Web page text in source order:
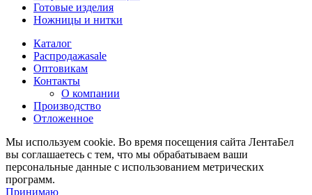
Готовые изделия
Ножницы и нитки
Каталог
Распродажаsale
Оптовикам
Контакты
О компании
Производство
Отложенное
Мы используем cookie. Во время посещения сайта ЛентаБел
вы соглашаетесь с тем, что мы обрабатываем ваши
персональные данные с использованием метрических
программ.
Принимаю